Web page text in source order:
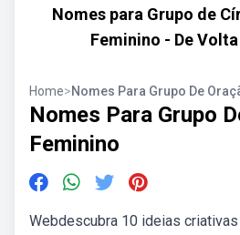
Nomes para Grupo de
Feminino - De
Home>Nomes Para Grupo De
Nomes Para Grupo
Feminino
Webdescubra 10 ideias